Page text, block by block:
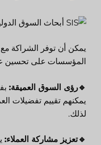
يمكن أن توفر الشراكة
المؤسسات على تحسين
🔹رؤى السوق العميقة:
يمكنهم تقييم تفضيلات
لذلك.
🔹تعزيز مشاركة العملاء: